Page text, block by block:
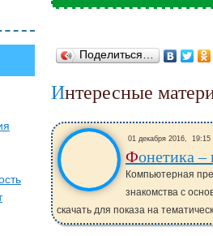
Поделиться…
Интересные
01 декабря 2016, 19:15
Фонетика
Компьютерная
знакомства с
скачать для показа на